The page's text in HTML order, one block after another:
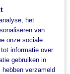
trailer
het
van
onze sociale
informatie over
gebruiken in
verzameld